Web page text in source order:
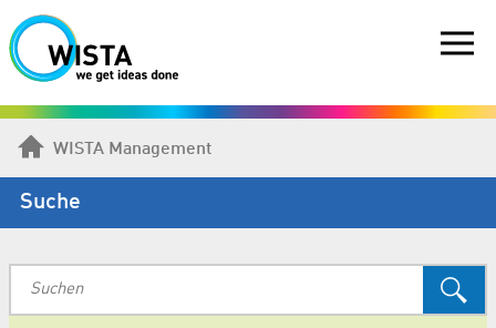
WISTA Management
Suche